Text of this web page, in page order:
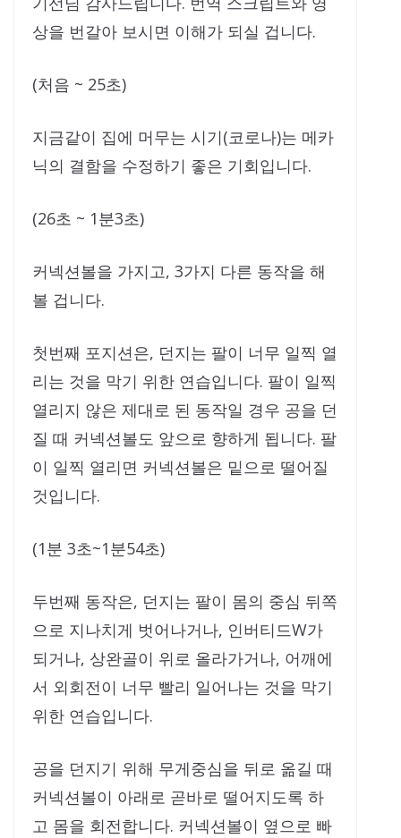
상을 번갈아 보시면 이해가 되실 겁니다.
(처음 ~ 25초)
지금같이 집에 머무는 시기(코로나)는 메카
닉의 결함을 수정하기 좋은 기회입니다.
(26초 ~ 1분3초)
커넥션볼을 가지고, 3가지 다른 동작을 해
볼 겁니다.
첫번째 포지션은, 던지는 팔이 너무 일찍 열
리는 것을 막기 위한 연습입니다. 팔이 일찍
열리지 않은 제대로 된 동작일 경우 공을 던
질 때 커넥션볼도 앞으로 향하게 됩니다. 팔
이 일찍 열리면 커넥션볼은 밑으로 떨어질
것입니다.
(1분 3초~1분54초)
두번째 동작은, 던지는 팔이 몸의 중심 뒤쪽
으로 지나치게 벗어나거나, 인버티드W가
되거나, 상완골이 위로 올라가거나, 어깨에
서 외회전이 너무 빨리 일어나는 것을 막기
위한 연습입니다.
공을 던지기 위해 무게중심을 뒤로 옮길 때
커넥션볼이 아래로 곧바로 떨어지도록 하
고 몸을 회전합니다. 커넥션볼이 옆으로 빠